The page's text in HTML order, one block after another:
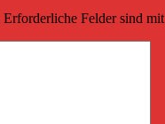
Erforderliche Felder sind mit